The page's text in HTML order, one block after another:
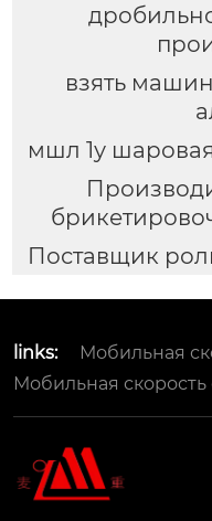
взять
мшл 1у
Поставщик
links:
Мобильная
Мобильная скорость